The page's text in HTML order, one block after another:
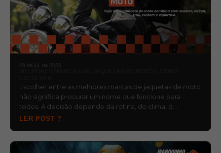
29 de jul. de 2026
Escolher entre as melhores marcas de jaquetas de moto
não significa procurar um nome que funcione para
todos. A decisão depende da rotina, do clima, d…
LER POST ?